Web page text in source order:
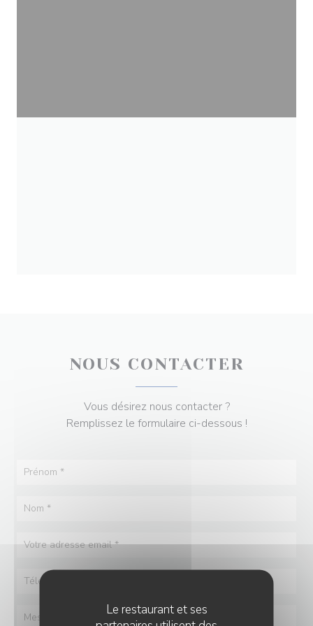
Le restaurant et ses
NOUS CONTACTER
Vous désirez nous contacter ?
Remplissez le formulaire ci-dessous !